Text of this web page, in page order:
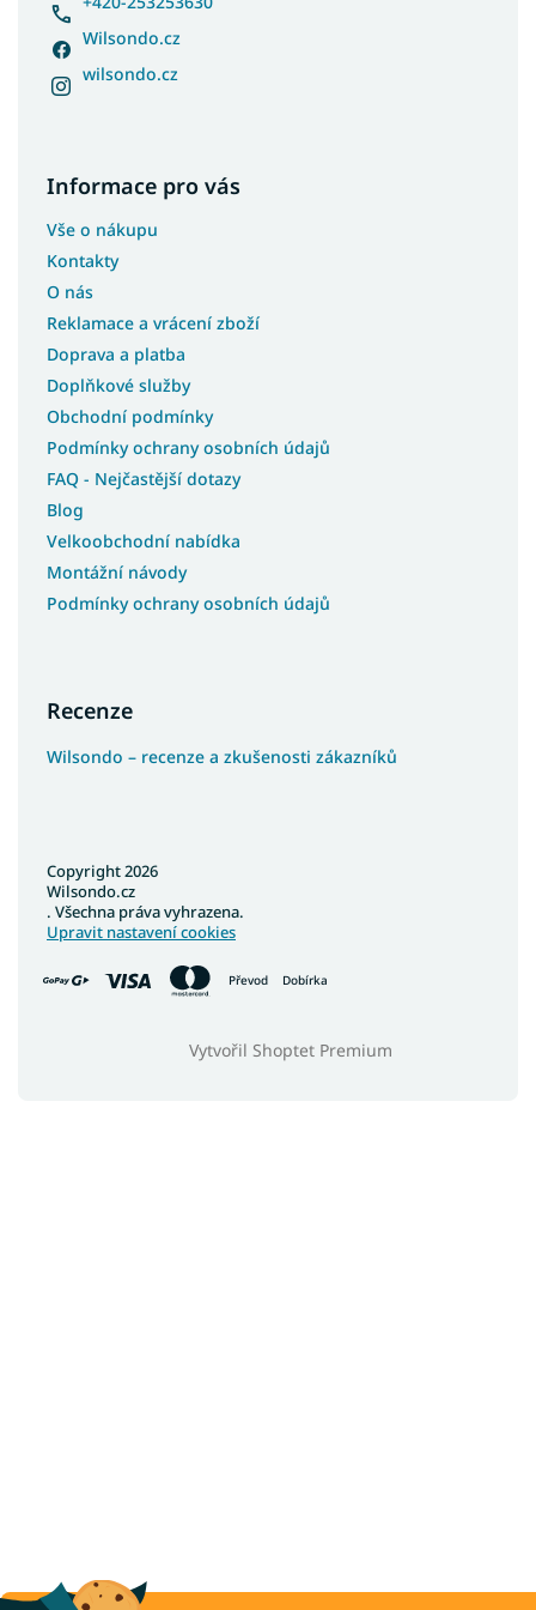
Wilsondo.cz
wilsondo.cz
Informace pro vás
Vše o nákupu
Kontakty
O nás
Reklamace a vrácení zboží
Doprava a platba
Doplňkové služby
Obchodní podmínky
Podmínky ochrany osobních údajů
FAQ - Nejčastější dotazy
Blog
Velkoobchodní nabídka
Montážní návody
Podmínky ochrany osobních údajů
Recenze
Wilsondo – recenze a zkušenosti zákazníků
Převod Dobírka
Vytvořil Shoptet Premium
Copyright 2026
Wilsondo.cz
. Všechna práva vyhrazena.
Upravit nastavení cookies